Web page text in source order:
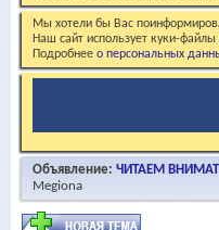
Мы хотели бы Вас
Наш сайт использует куки-
Подробнее о персональных
Объявление: ЧИТАЕМ
Megiona